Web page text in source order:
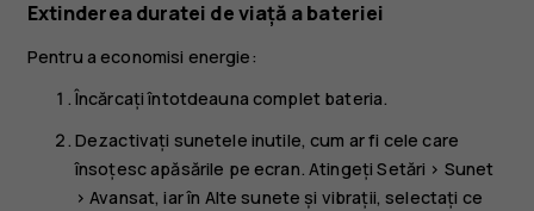
Extinderea duratei de viață a bateriei
Pentru a economisi energie:
Încărcați întotdeauna complet bateria.
Dezactivați sunetele inutile, cum ar fi cele care
însoțesc apăsările pe ecran. AtingețiSetări > Sunet
>Avansat, iar în Alte sunete și vibrații, selectați ce